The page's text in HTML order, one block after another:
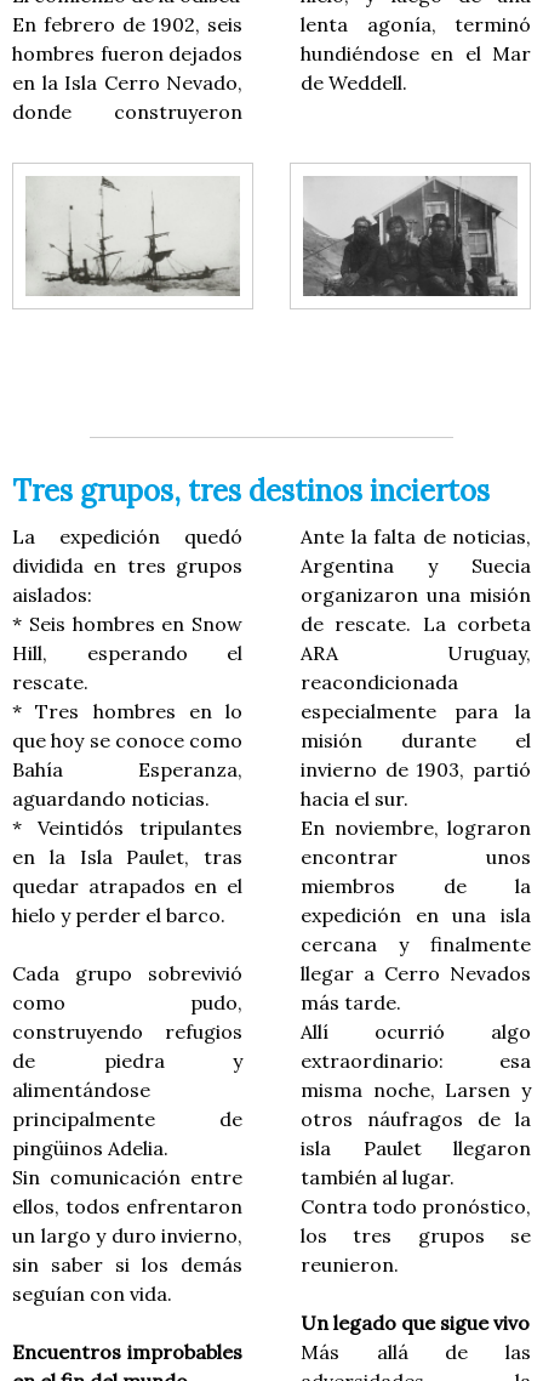
En febrero de 1902, seis
hombres fueron dejados
en la Isla Cerro Nevado,
donde construyeron
lenta agonía, terminó
hundiéndose en el Mar
de Weddell.
Tres grupos, tres destinos inciertos
La expedición quedó
dividida en tres grupos
aislados:
* Seis hombres en Snow
Hill, esperando el
rescate.
* Tres hombres en lo
que hoy se conoce como
Bahía Esperanza,
aguardando noticias.
* Veintidós tripulantes
en la Isla Paulet, tras
quedar atrapados en el
hielo y perder el barco.
Cada grupo sobrevivió
como pudo,
construyendo refugios
de piedra y
alimentándose
principalmente de
pingüinos Adelia.
Sin comunicación entre
ellos, todos enfrentaron
un largo y duro invierno,
sin saber si los demás
seguían con vida.
Encuentros improbables
Ante la falta de noticias,
Argentina y Suecia
organizaron una misión
de rescate. La corbeta
ARA Uruguay,
reacondicionada
especialmente para la
misión durante el
invierno de 1903, partió
hacia el sur.
En noviembre, lograron
encontrar unos
miembros de la
expedición en una isla
cercana y finalmente
llegar a Cerro Nevados
más tarde.
Allí ocurrió algo
extraordinario: esa
misma noche, Larsen y
otros náufragos de la
isla Paulet llegaron
también al lugar.
Contra todo pronóstico,
los tres grupos se
reunieron.
Un legado que sigue vivo
Más allá de las